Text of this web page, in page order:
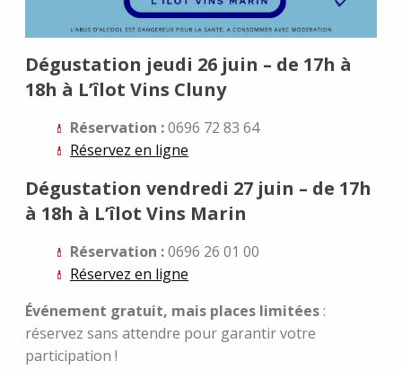
Dégustation jeudi 26 juin – de 17h à
18h à L’îlot Vins Cluny
Réservation :0696 72 83 64
Réservez en ligne
Dégustation vendredi 27 juin – de 17h
à 18h à L’îlot Vins Marin
Réservation :0696 26 01 00
Réservez en ligne
Événement gratuit, mais places limitées:
réservez sans attendre pour garantir votre
participation !